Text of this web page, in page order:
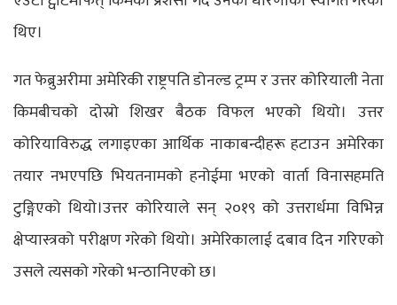
थिए।
गत फेब्रुअरीमा अमेरिकी राष्ट्रपति डोनल्ड ट्रम्प र उत्तर कोरियाली नेता
किमबीचको दोस्रो शिखर बैठक विफल भएको थियो। उत्तर
कोरियाविरुद्ध लगाइएका आर्थिक नाकाबन्दीहरू हटाउन अमेरिका
तयार नभएपछि भियतनामको हनोईमा भएको वार्ता विनासहमति
टुङ्गिएको थियो।उत्तर कोरियाले सन् २०१९ को उत्तरार्धमा विभिन्न
क्षेप्यास्त्रको परीक्षण गरेको थियो। अमेरिकालाई दबाव दिन गरिएको
उसले त्यसको गरेको भन्ठानिएको छ।